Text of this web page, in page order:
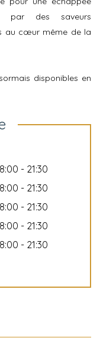
par des saveurs
au cœur même de la
disponibles en
- 21:30
- 21:30
- 21:30
- 21:30
- 21:30